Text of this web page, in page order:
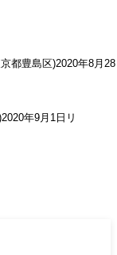
都豊島区)2020年8月
年9月1日リ